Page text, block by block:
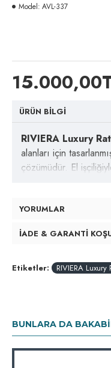
Model: AVL-337
ÜRÜN BILGI
RIVIERA Luxury
alanları için
çözümüdür. El
kullanımda konfor
renk tonları çevreyle
ve lüks bir karakter
bir yaşam stiline
YORUMLAR
İADE & GARANTI
Etiketler: RIVIERA
BUNLARA DA